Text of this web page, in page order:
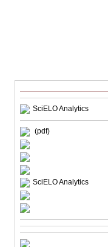
SciELO Analytics
(pdf)
SciELO Analytics